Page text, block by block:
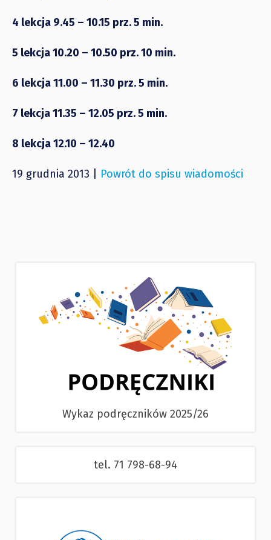
4 lekcja 9.45 – 10.15 prz. 5 min.
5 lekcja 10.20 – 10.50 prz. 10 min.
6 lekcja 11.00 – 11.30 prz. 5 min.
7 lekcja 11.35 – 12.05 prz. 5 min.
8 lekcja 12.10 – 12.40
19 grudnia 2013 | Powrót do spisu wiadomości
Wykaz podręczników 2025/26
tel. 71 798-68-94